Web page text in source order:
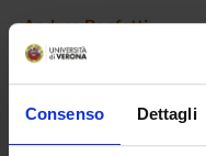
Consenso Dettagli
Andrea Bonfatti
Federico Perali
Full Professor